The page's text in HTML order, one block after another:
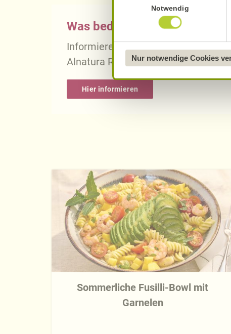
Datenschutzerklärung
Näheres über uns erfahren
Notwendig
Nur notwendige Cookies
Was bedeutet vegan,
Informieren Sie sich über die
Alnatura Rezepten.
Hier informieren
Sommerliche Fusilli-Bowl mit
Garnelen